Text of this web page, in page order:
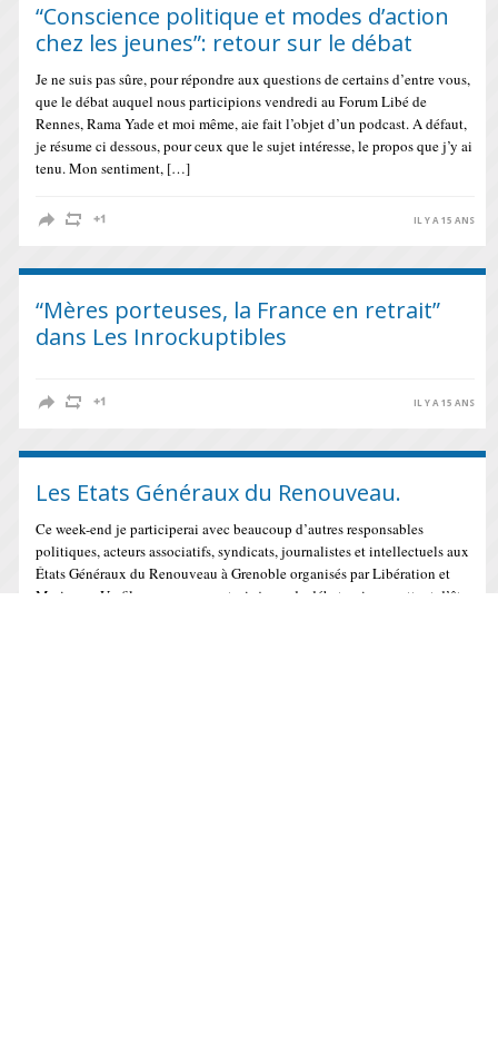
“Conscience politique et modes d’action
chez les jeunes”: retour sur le débat
Je ne suis pas sûre, pour répondre aux questions de certains d’entre vous,
que le débat auquel nous participions vendredi au Forum Libé de
Rennes, Rama Yade et moi même, aie fait l’objet d’un podcast. A défaut,
je résume ci dessous, pour ceux que le sujet intéresse, le propos que j’y ai
tenu. Mon sentiment, […]
IL Y A 15 ANS
“Mères porteuses, la France en retrait”
dans Les Inrockuptibles
IL Y A 15 ANS
Les Etats Généraux du Renouveau.
Ce week-end je participerai avec beaucoup d’autres responsables
politiques, acteurs associatifs, syndicats, journalistes et intellectuels aux
États Généraux du Renouveau à Grenoble organisés par Libération et
Marianne. Un fil rouge pour ces trois jours de débat qui promettent d’être